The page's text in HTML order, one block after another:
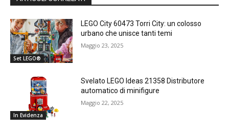
Set LEGO®
LEGO City 60473 Torri City: un colosso
urbano che unisce tanti temi
Maggio 23, 2025
In Evidenza
Svelato LEGO Ideas 21358 Distributore
automatico di minifigure
Maggio 22, 2025